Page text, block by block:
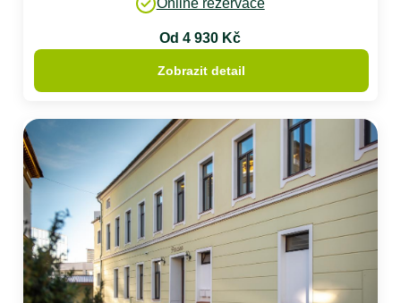
Online rezervace
Od 4 930 Kč
Zobrazit detail